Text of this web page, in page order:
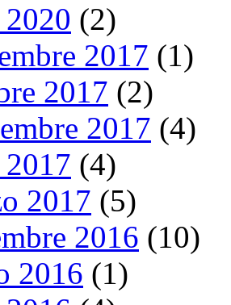
(2)
2017 (1)
2017 (2)
2017 (4)
(4)
2017 (5)
2016 (10)
2016 (1)